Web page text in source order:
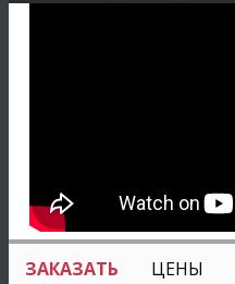
ЗАКАЗАТЬ ЦЕНЫ